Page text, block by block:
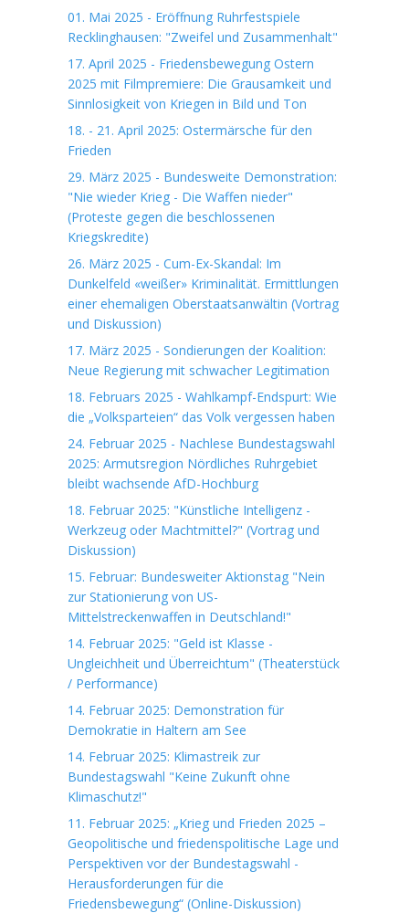
01. Mai 2025 - Eröffnung Ruhrfestspiele
Recklinghausen: "Zweifel und Zusammenhalt"
17. April 2025 - Friedensbewegung Ostern
2025 mit Filmpremiere: Die Grausamkeit und
Sinnlosigkeit von Kriegen in Bild und Ton
18. - 21. April 2025: Ostermärsche für den
Frieden
29. März 2025 - Bundesweite Demonstration:
"Nie wieder Krieg - Die Waffen nieder"
(Proteste gegen die beschlossenen
Kriegskredite)
26. März 2025 - Cum-Ex-Skandal: Im
Dunkelfeld «weißer» Kriminalität. Ermittlungen
einer ehemaligen Oberstaatsanwältin (Vortrag
und Diskussion)
17. März 2025 - Sondierungen der Koalition:
Neue Regierung mit schwacher Legitimation
18. Februars 2025 - Wahlkampf-Endspurt: Wie
die „Volksparteien“ das Volk vergessen haben
24. Februar 2025 - Nachlese Bundestagswahl
2025: Armutsregion Nördliches Ruhrgebiet
bleibt wachsende AfD-Hochburg
18. Februar 2025: "Künstliche Intelligenz -
Werkzeug oder Machtmittel?" (Vortrag und
Diskussion)
15. Februar: Bundesweiter Aktionstag "Nein
zur Stationierung von US-
Mittelstreckenwaffen in Deutschland!"
14. Februar 2025: "Geld ist Klasse -
Ungleichheit und Überreichtum" (Theaterstück
/ Performance)
14. Februar 2025: Demonstration für
Demokratie in Haltern am See
14. Februar 2025: Klimastreik zur
Bundestagswahl "Keine Zukunft ohne
Klimaschutz!"
11. Februar 2025: „Krieg und Frieden 2025 –
Geopolitische und friedenspolitische Lage und
Perspektiven vor der Bundestagswahl -
Herausforderungen für die
Friedensbewegung“ (Online-Diskussion)